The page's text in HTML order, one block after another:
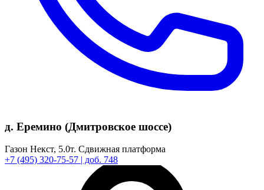
д. Еремино (Дмитровское шоссе)
Газон Некст, 5.0т. Сдвижная платформа
+7 (495) 320-75-57 | доб. 748